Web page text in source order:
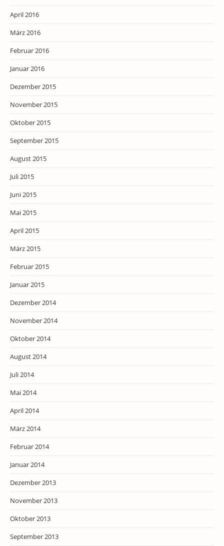
April 2016
März 2016
Februar 2016
Januar 2016
Dezember 2015
November 2015
Oktober 2015
September 2015
August 2015
Juli 2015
Juni 2015
Mai 2015
April 2015
März 2015
Februar 2015
Januar 2015
Dezember 2014
November 2014
Oktober 2014
August 2014
Juli 2014
Mai 2014
April 2014
März 2014
Februar 2014
Januar 2014
Dezember 2013
November 2013
Oktober 2013
September 2013